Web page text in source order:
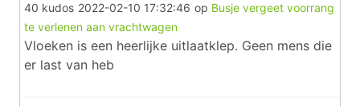
40 kudos 2022-02-10 17:32:46 op Busje vergeet voorrang
te verlenen aan vrachtwagen
Vloeken is een heerlijke uitlaatklep. Geen mens die
er last van heb